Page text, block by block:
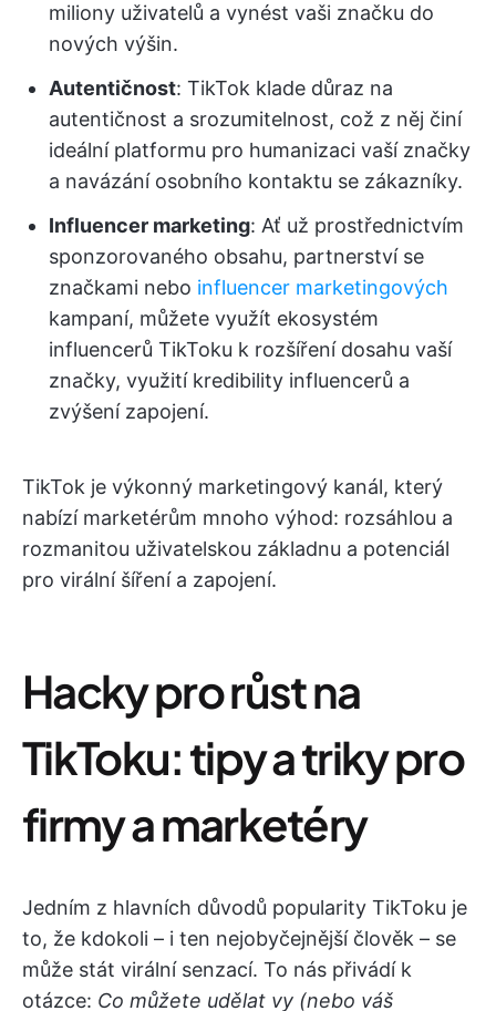
miliony uživatelů a vynést vaši značku do
nových výšin.
Autentičnost: TikTok klade důraz na
autentičnost a srozumitelnost, což z něj činí
ideální platformu pro humanizaci vaší značky
a navázání osobního kontaktu se zákazníky.
Influencer marketing: Ať už prostřednictvím
sponzorovaného obsahu, partnerství se
značkami nebo influencer marketingových
kampaní, můžete využít ekosystém
influencerů TikToku k rozšíření dosahu vaší
značky, využití kredibility influencerů a
zvýšení zapojení.
TikTok je výkonný marketingový kanál, který
nabízí marketérům mnoho výhod: rozsáhlou a
rozmanitou uživatelskou základnu a potenciál
pro virální šíření a zapojení.
Hacky pro růst na
TikToku: tipy a triky pro
firmy a marketéry
Jedním z hlavních důvodů popularity TikToku je
to, že kdokoli – i ten nejobyčejnější člověk – se
může stát virální senzací. To nás přivádí k
otázce: Co můžete udělat vy (nebo váš